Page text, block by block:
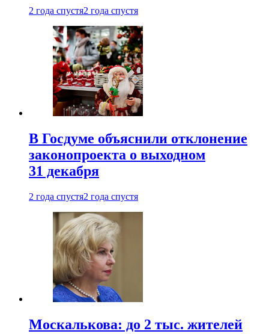
2 года спустя2 года спустя
В Госдуме объяснили отклонение
законопроекта о выходном
31 декабря
2 года спустя2 года спустя
Москалькова: до 2 тыс. жителей